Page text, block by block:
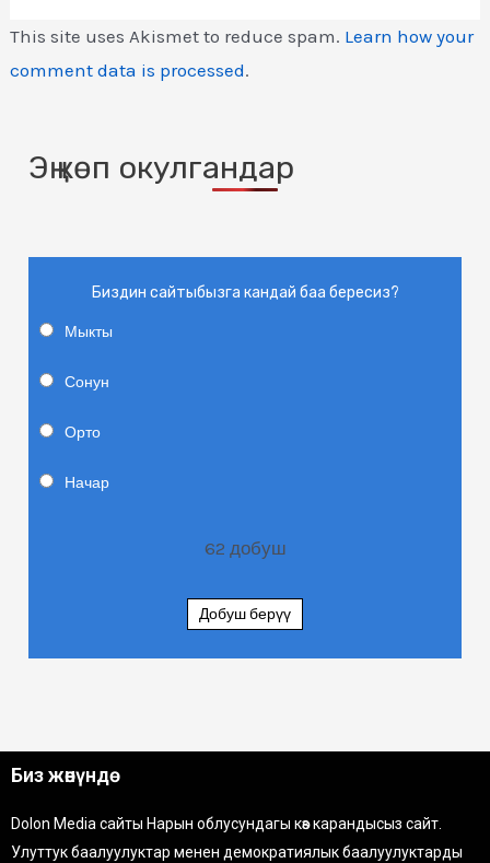
This site uses Akismet to reduce spam. Learn how your
comment data is processed.
Эң көп окулгандар
Биздин сайтыбызга кандай баа бересиз?
Мыкты
Сонун
Орто
Начар
62 добуш
Добуш берүү
Биз жөнүндө
Dolon Media сайты Нарын облусундагы көз карандысыз сайт.
Улуттук баалуулуктар менен демократиялык баалуулуктарды